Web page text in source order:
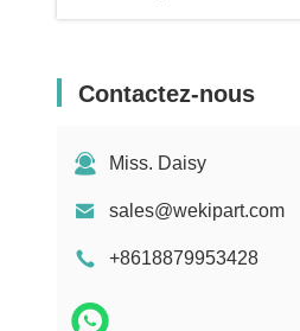
Contactez-nous
Miss. Daisy
sales@wekipart.com
+8618879953428